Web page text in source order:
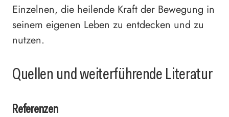
Einzelnen, die heilende Kraft der Bewegung in
seinem eigenen Leben zu entdecken und zu
nutzen.
Quellen und weiterführende Literatur
Referenzen